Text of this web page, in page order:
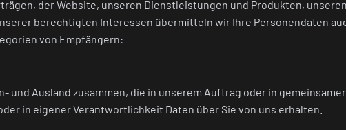
der Website, unseren Dienstleistungen und Produkten,
berechtigten Interessen übermitteln wir Ihre Personendaten
von Empfängern:
und Ausland zusammen, die in unserem Auftrag oder in
in eigener Verantwortlichkeit Daten über Sie von uns erhalten.